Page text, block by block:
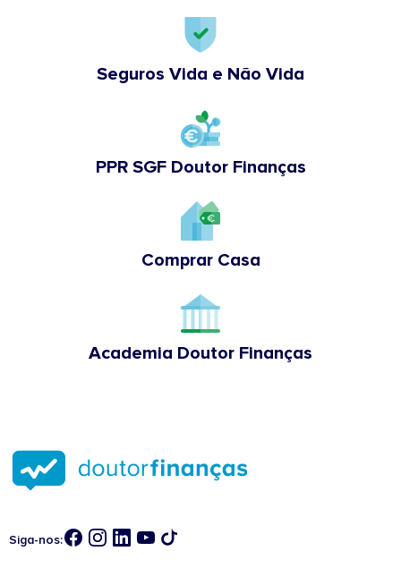
Seguros Vida e Não Vida
PPR SGF Doutor Finanças
Comprar Casa
Academia Doutor Finanças
Siga-nos: